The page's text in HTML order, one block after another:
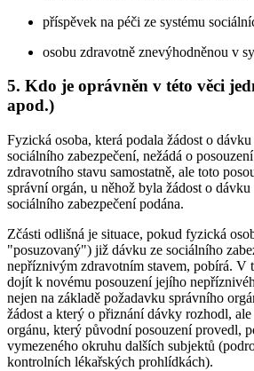
příspěvek na péči ze systému
osobu zdravotně znevýhodněnou v
5. Kdo je oprávněn v této věci
apod.)
Fyzická osoba, která podala žádost o
sociálního zabezpečení, nežádá o
zdravotního stavu samostatně, ale toto
správní orgán, u něhož byla žádost o
sociálního zabezpečení podána.
Zčásti odlišná je situace, pokud fyzická
"posuzovaný") již dávku ze sociálního
nepříznivým zdravotním stavem, pobírá. V
dojít k novému posouzení jejího
nejen na základě požadavku správního
žádost a který o přiznání dávky rozhodl,
orgánu, který původní posouzení provedl,
vymezeného okruhu dalších subjektů
kontrolních lékařských prohlídkách).